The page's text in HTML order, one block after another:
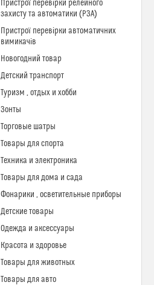
Пристрої перевірки релейного
захисту та автоматики (РЗА)
Пристрої перевірки автоматичних
вимикачів
Новогодний товар
Детский транспорт
Туризм , отдых и хобби
Зонты
Торговые шатры
Товары для спорта
Техника и электроника
Товары для дома и сада
Фонарики , осветительные приборы
Детские товары
Одежда и аксессуары
Красота и здоровье
Товары для животных
Товары для авто